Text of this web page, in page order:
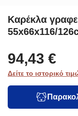
Καρέκλα
55x66x116/
94,43 €
Δείτε το ιστορικό